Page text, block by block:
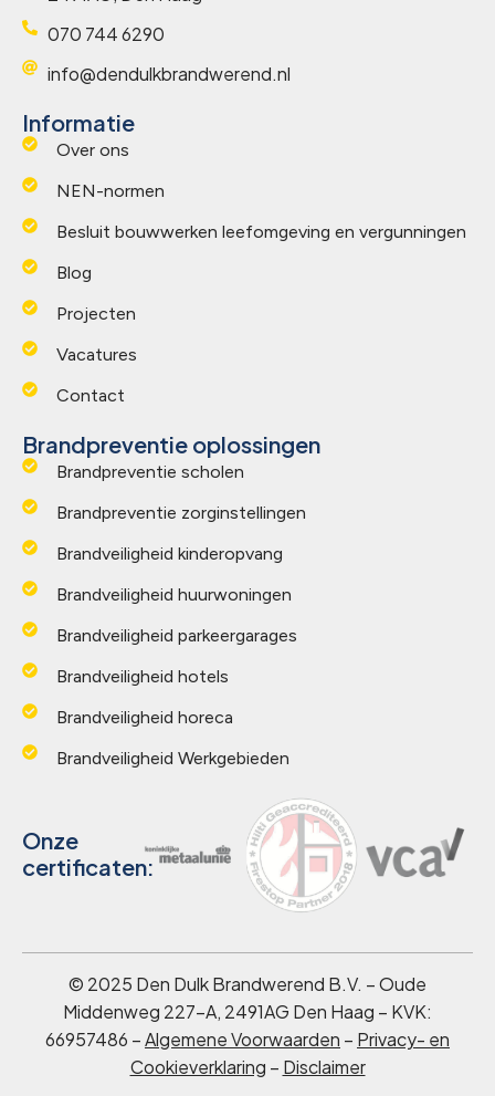
070 744 6290
info@dendulkbrandwerend.nl
Informatie
Over ons
NEN-normen
Besluit bouwwerken leefomgeving en vergunningen
Blog
Projecten
Vacatures
Contact
Brandpreventie oplossingen
Brandpreventie scholen
Brandpreventie zorginstellingen
Brandveiligheid kinderopvang
Brandveiligheid huurwoningen
Brandveiligheid parkeergarages
Brandveiligheid hotels
Brandveiligheid horeca
Brandveiligheid Werkgebieden
Onze
certificaten:
© 2025 Den Dulk Brandwerend B.V. – Oude
Middenweg 227-A, 2491AG Den Haag – KVK:
66957486 –Algemene Voorwaarden – Privacy- en
Cookieverklaring – Disclaimer